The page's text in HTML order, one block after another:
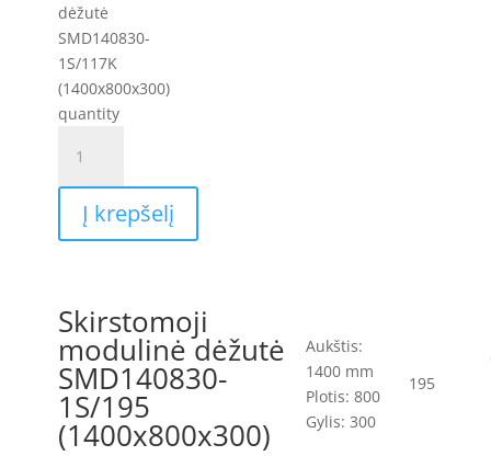
dėžutė
SMD140830-
1S/117K
(1400x800x300)
quantity
Į krepšelį
Skirstomoji
modulinė dėžutė
SMD140830-
1S/195
(1400x800x300)
Aukštis:
1400 mm
Plotis: 800
Gylis: 300
195